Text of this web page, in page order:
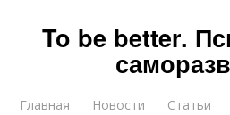
To be better.
Главная Новости Статьи